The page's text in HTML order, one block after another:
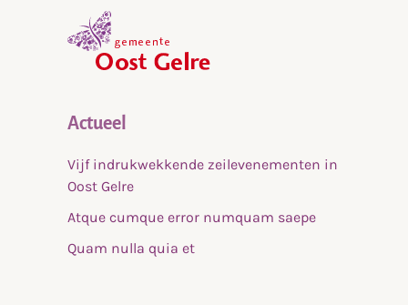
Actueel
Vijf indrukwekkende zeilevenementen in
Oost Gelre
Atque cumque error numquam saepe
Quam nulla quia et